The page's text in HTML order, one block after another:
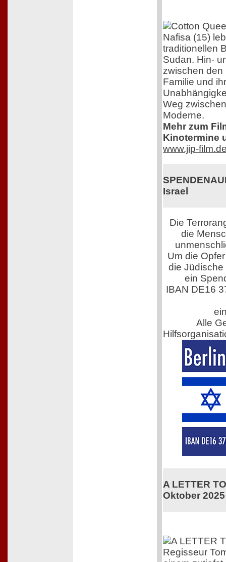
Nafisa (15)
traditionellen
Sudan. Hin-
zwischen den
Familie und
Weg
Moderne.
Mehr zum
Kinotermine
www.jip-
Israel
Die
die
Um die
die
ein
IBAN DE16
Alle
A LETTER
Oktober 2025
Regisseur